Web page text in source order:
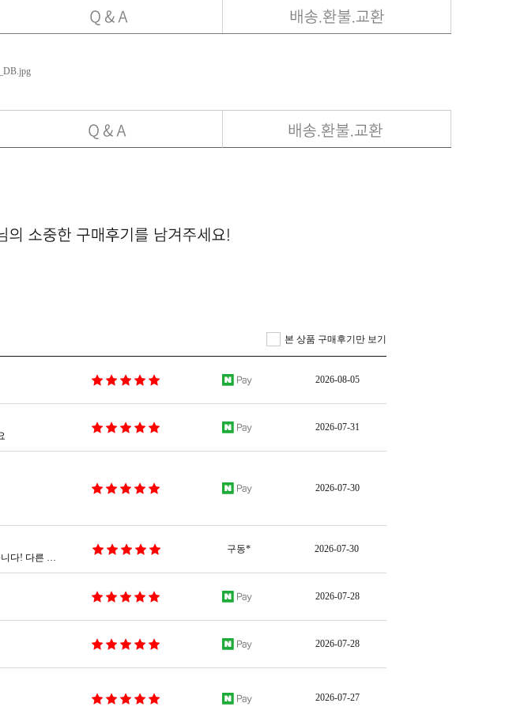
화면크기랑 화질이 마음에 들어요
-
타격감도 좋고 디자인도 예쁘고 너무 만족합니다. 다음에 또 구매할게요.
본 상품 구매후기만 보기
2026-08-05
2026-07-31
2026-07-30
상품이 매우 잘 도착했습니다.코잇컴 인스타로 접해서 했는데 가격도 합리적이고 매우 좋았습니다! 다른 지인들한테도 추천해주고 싶을 정도록 매우 만족스럽습니다ㅎㅎ
구동* 2026-07-30
2026-07-28
2026-07-28
2026-07-27